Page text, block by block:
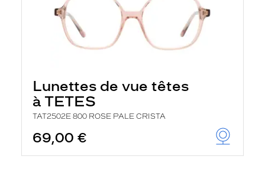
Lunettes de vue têtes
à TETES
TAT2502E 800 ROSE PALE CRISTA
69,00 €